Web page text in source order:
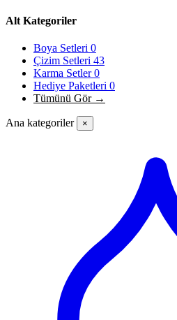
Alt Kategoriler
Boya Setleri 0
Çizim Setleri 43
Karma Setler0
Hediye Paketleri 0
Tümünü Gör →
Ana kategoriler ×